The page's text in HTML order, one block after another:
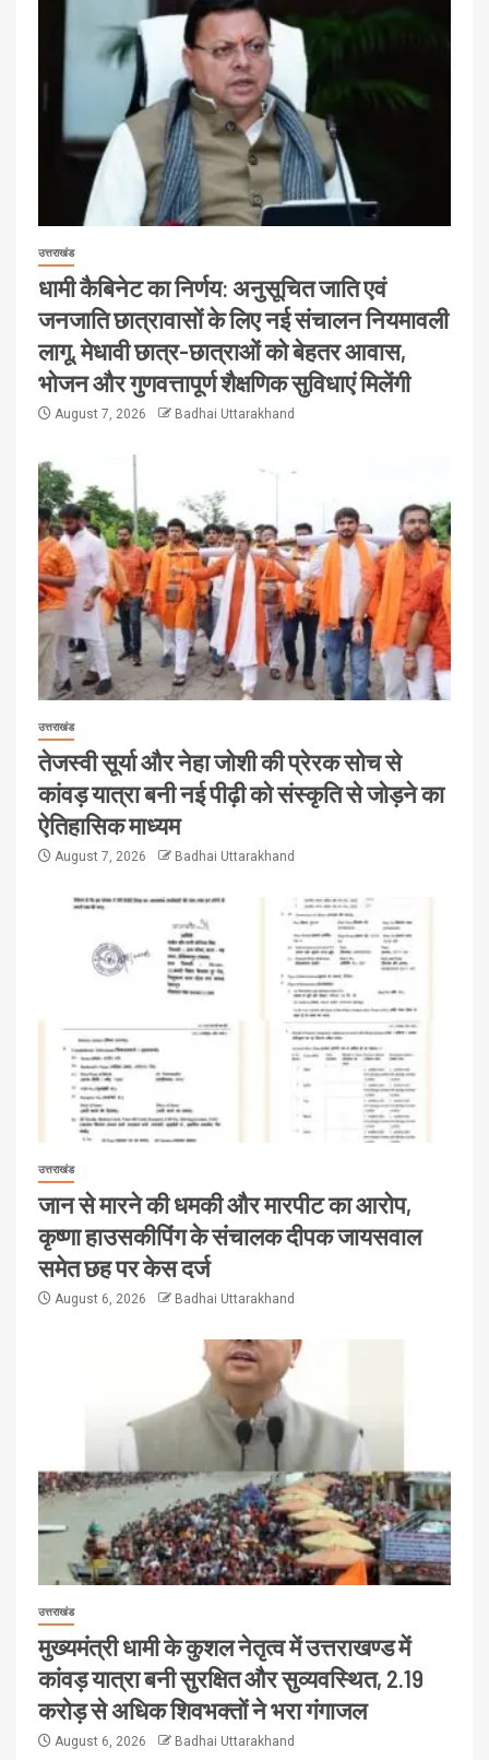
उत्तराखंड
धामी कैबिनेट का निर्णय: अनुसूचित जाति एवं
जनजाति छात्रावासों के लिए नई संचालन नियमावली
लागू, मेधावी छात्र-छात्राओं को बेहतर आवास,
भोजन और गुणवत्तापूर्ण शैक्षणिक सुविधाएं मिलेंगी
August 7, 2026 Badhai Uttarakhand
उत्तराखंड
तेजस्वी सूर्या और नेहा जोशी की प्रेरक सोच से
कांवड़ यात्रा बनी नई पीढ़ी को संस्कृति से जोड़ने का
ऐतिहासिक माध्यम
August 7, 2026 Badhai Uttarakhand
उत्तराखंड
जान से मारने की धमकी और मारपीट का आरोप,
कृष्णा हाउसकीपिंग के संचालक दीपक जायसवाल
समेत छह पर केस दर्ज
August 6, 2026 Badhai Uttarakhand
उत्तराखंड
मुख्यमंत्री धामी के कुशल नेतृत्व में उत्तराखण्ड में
कांवड़ यात्रा बनी सुरक्षित और सुव्यवस्थित, 2.19
करोड़ से अधिक शिवभक्तों ने भरा गंगाजल
August 6, 2026 Badhai Uttarakhand